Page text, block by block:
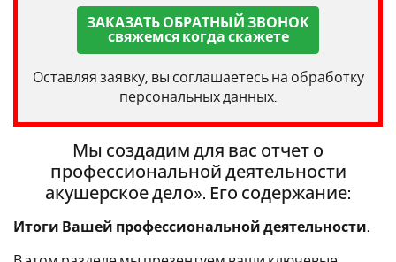
ЗАКАЗАТЬ ОБРАТНЫЙ ЗВОНОК
свяжемся когда скажете
Оставляя заявку, вы соглашаетесь на обработку
персональных данных.
Мы создадим для вас отчет о
профессиональной деятельности
акушерское дело». Его содержание:
Итоги Вашей профессиональной деятельности.